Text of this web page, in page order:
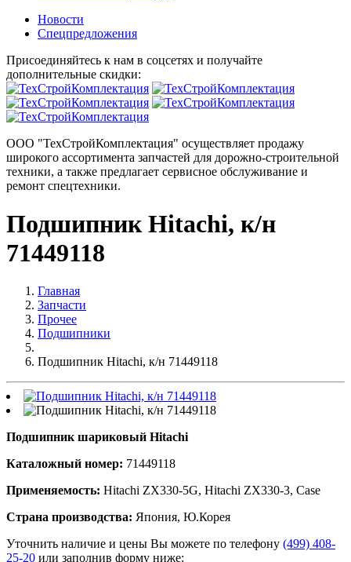
Новости
Спецпредложения
Присоединяйтесь к нам в соцсетях и получайте
дополнительные скидки:
ООО "ТехСтройКомплектация" осуществляет продажу
широкого ассортимента запчастей для дорожно-строительной
техники, а также предлагает сервисное обслуживание и
ремонт спецтехники.
Подшипник Hitachi, к/н
71449118
Главная
Запчасти
Прочее
Подшипники
Подшипник Hitachi, к/н 71449118
Подшипник шариковый Hitachi
Каталожный номер: 71449118
Применяемость: Hitachi ZX330-5G, Hitachi ZX330-3, Case
Страна производства: Япония, Ю.Корея
Уточнить наличие и цены Вы можете по телефону (499) 408-
25-20 или заполнив форму ниже: